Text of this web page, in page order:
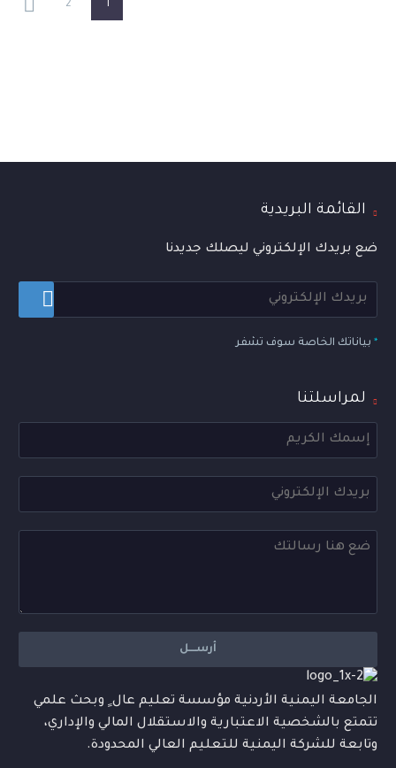
1
2
القائمة البريدية
ضع بريدك الإلكتروني ليصلك جديدنا
* بياناتك الخاصة سوف تشفر
لمراسلتنا
الجامعة اليمنية الأردنية مؤسسة تعليم عال ٍ وبحث علمي
تتمتع بالشخصية الاعتبارية والاستقلال المالي والإداري،
وتابعة للشركة اليمنية للتعليم العالي المحدودة.